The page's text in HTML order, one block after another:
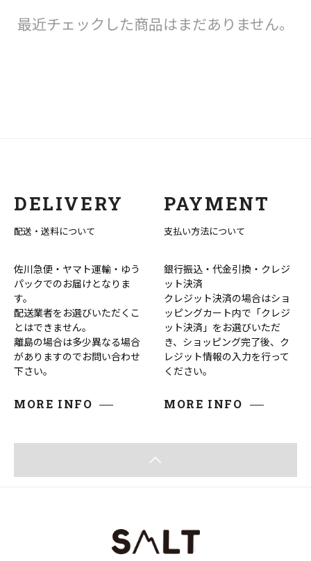
最近チェックした商品はまだありません。
DELIVERY
配送・送料について
佐川急便・ヤマト運輸・ゆう
パックでのお届けとなりま
す。
配送業者をお選びいただくこ
とはできません。
離島の場合は多少異なる場合
がありますのでお問い合わせ
下さい。
MORE INFO
PAYMENT
支払い方法について
銀行振込・代金引換・クレジ
ット決済
クレジット決済の場合はショ
ッピングカート内で「クレジ
ット決済」をお選びいただ
き、ショッピング完了後、ク
レジット情報の入力を行って
ください。
MORE INFO